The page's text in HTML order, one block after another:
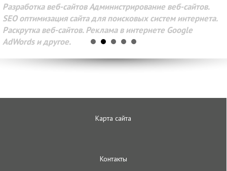
Разработка веб-сайтов Администрирование веб-сайтов.
SEO оптимизация сайта для поисковых систем интернета.
Раскрутка веб-сайтов. Реклама в интернете Google
AdWords и другое.
Карта сайта
Контакты